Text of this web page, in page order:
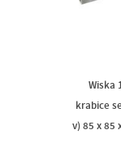
Wiska
krabice
v) 85 x 85